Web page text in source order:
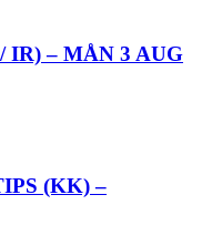
IR) – MÅN 3 AUG
(KK) –